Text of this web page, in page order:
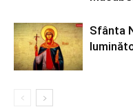
Sfânta